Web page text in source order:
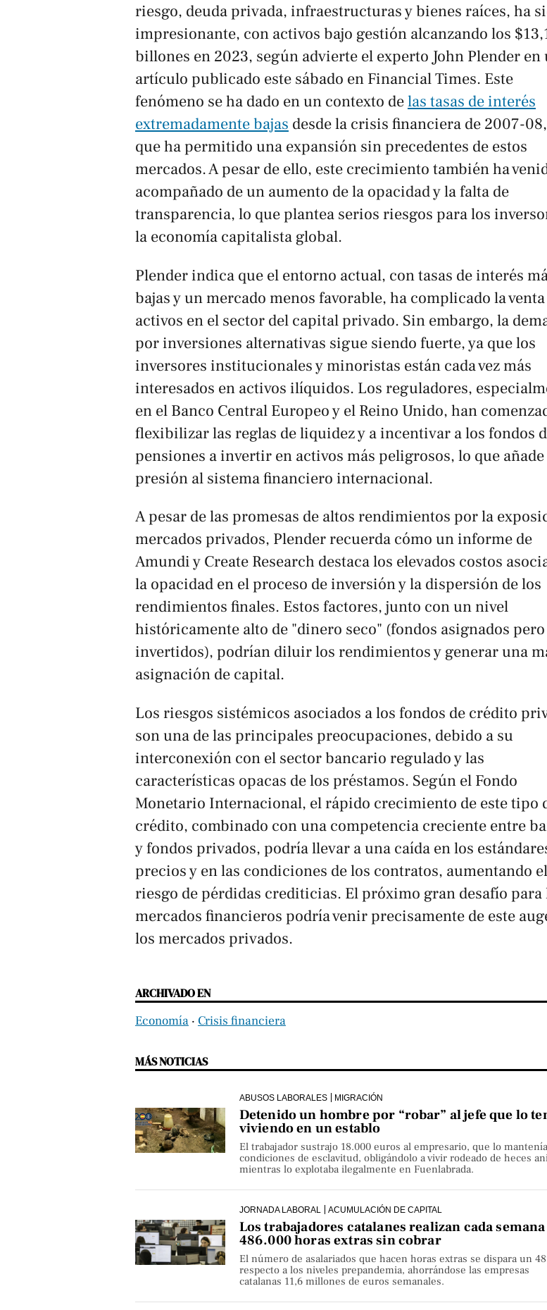
riesgo, deuda privada, infraestructuras y bienes raíces, ha
impresionante, con activos bajo gestión alcanzando los
billones en 2023, según advierte el experto John Plender en
artículo publicado este sábado en Financial Times. Este
fenómeno se ha dado en un contexto delas tasas de interés
extremadamente bajas desde la crisis financiera de 2007-
que ha permitido una expansión sin precedentes de estos
mercados. A pesar de ello, este crecimiento también ha
acompañado de un aumento de la opacidad y la falta de
transparencia, lo que plantea serios riesgos para los
la economía capitalista global.
Plender indica que el entorno actual, con tasas de interés
bajas y un mercado menos favorable, ha complicado la
activos en el sector del capital privado. Sin embargo, la
por inversiones alternativas sigue siendo fuerte, ya que los
inversores institucionales y minoristas están cada vez más
interesados en activos ilíquidos. Los reguladores,
en el Banco Central Europeo y el Reino Unido, han
flexibilizar las reglas de liquidez y a incentivar a los fondos
pensiones a invertir en activos más peligrosos, lo que añade
presión al sistema financiero internacional.
A pesar de las promesas de altos rendimientos por la
mercados privados, Plender recuerda cómo un informe de
Amundi y Create Research destaca los elevados costos
la opacidad en el proceso de inversión y la dispersión de los
rendimientos finales. Estos factores, junto con un nivel
históricamente alto de "dinero seco" (fondos asignados
invertidos), podrían diluir los rendimientos y generar una
asignación de capital.
Los riesgos sistémicos asociados a los fondos de crédito
son una de las principales preocupaciones, debido a su
interconexión con el sector bancario regulado y las
características opacas de los préstamos. Según el Fondo
Monetario Internacional, el rápido crecimiento de este tipo
crédito, combinado con una competencia creciente entre
y fondos privados, podría llevar a una caída en los
precios y en las condiciones de los contratos, aumentando el
riesgo de pérdidas crediticias. El próximo gran desafío para
mercados financieros podría venir precisamente de este
los mercados privados.
ARCHIVADO EN
Economía ‧ Crisis financiera
MÁS NOTICIAS
ABUSOS LABORALES MIGRACIÓN
Detenido un hombre por “robar” al jefe que lo
viviendo en un establo
El trabajador sustrajo 18.000 euros al empresario, que lo
condiciones de esclavitud, obligándolo a vivir rodeado de heces
mientras lo explotaba ilegalmente en Fuenlabrada.
JORNADA LABORAL ACUMULACIÓN DE CAPITAL
Los trabajadores catalanes realizan cada semana
486.000 horas extras sin cobrar
El número de asalariados que hacen horas extras se dispara un
respecto a los niveles prepandemia, ahorrándose las empresas
catalanas 11,6 millones de euros semanales.